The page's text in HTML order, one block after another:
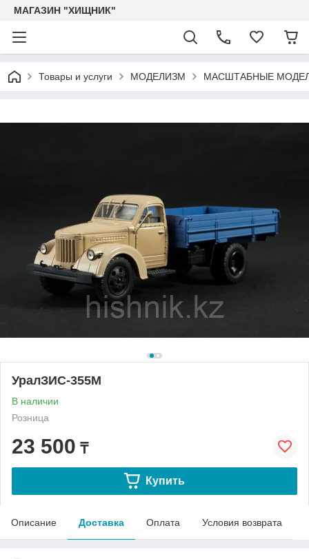
МАГАЗИН "ХИЩНИК"
Товары и услуги МОДЕЛИЗМ МАСШТАБНЫЕ
УралЗИС-355М
В наличии
Розница
23 500 ₸
Купить
Описание Доставка Оплата Условия возврата